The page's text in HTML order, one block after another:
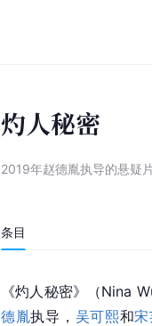
灼人秘密
2019年赵德胤执导的悬疑
条目
《灼人秘密》（Nina
德胤执导， 吴可熙和